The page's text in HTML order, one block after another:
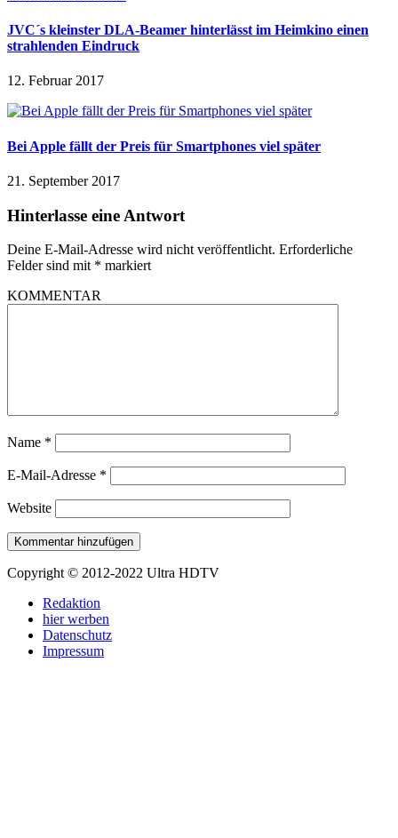
JVC´s kleinster DLA-Beamer hinterlässt im Heimkino einen
strahlenden Eindruck
12. Februar 2017
Bei Apple fällt der Preis für Smartphones viel später
21. September 2017
Hinterlasse eine Antwort
Deine E-Mail-Adresse wird nicht veröffentlicht. Erforderliche
Felder sind mit * markiert
KOMMENTAR
Name *
E-Mail-Adresse *
Website
Copyright © 2012-2022 Ultra HDTV
Redaktion
hier werben
Datenschutz
Impressum